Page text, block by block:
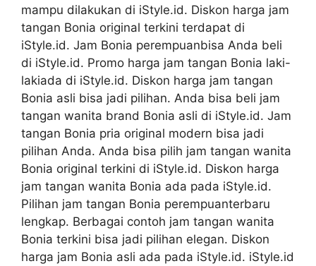
mampu dilakukan di iStyle.id. Diskon harga jam
tangan Bonia original terkini terdapat di
iStyle.id. Jam Bonia perempuanbisa Anda beli
di iStyle.id. Promo harga jam tangan Bonia laki-
lakiada di iStyle.id. Diskon harga jam tangan
Bonia asli bisa jadi pilihan. Anda bisa beli jam
tangan wanita brand Bonia asli di iStyle.id. Jam
tangan Bonia pria original modern bisa jadi
pilihan Anda. Anda bisa pilih jam tangan wanita
Bonia original terkini di iStyle.id. Diskon harga
jam tangan wanita Bonia ada pada iStyle.id.
Pilihan jam tangan Bonia perempuanterbaru
lengkap. Berbagai contoh jam tangan wanita
Bonia terkini bisa jadi pilihan elegan. Diskon
harga jam Bonia asli ada pada iStyle.id. iStyle.id